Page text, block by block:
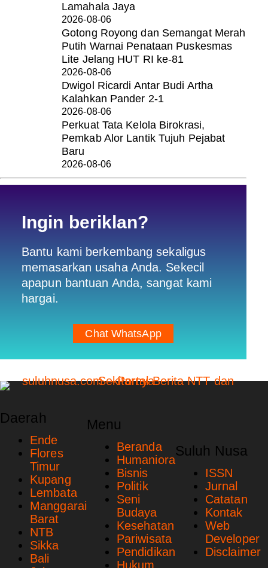
Lamahala Jaya
2026-08-06
Gotong Royong dan Semangat Merah
Putih Warnai Penataan Puskesmas
Lite Jelang HUT RI ke-81
2026-08-06
Dwigol Ricardi Antar Budi Artha
Kalahkan Pander 2-1
2026-08-06
Perkuat Tata Kelola Birokrasi,
Pemkab Alor Lantik Tujuh Pejabat
Baru
2026-08-06
Ingin beriklan?
Bantu kami berkembang sekaligus
memasarkan usaha Anda. Sekecil
apapun bantuan Anda, sangat kami
hargai.
Chat WhatsApp
Daerah
Ende
Flores
Timur
Kupang
Lembata
Manggarai
Barat
NTB
Sikka
Bali
Menu
Beranda
Humaniora
Bisnis
Politik
Seni
Budaya
Kesehatan
Pariwisata
Pendidikan
Hukum
Suluh Nusa
ISSN
Jurnal
Catatan
Kontak
Web
Developer
Disclaimer